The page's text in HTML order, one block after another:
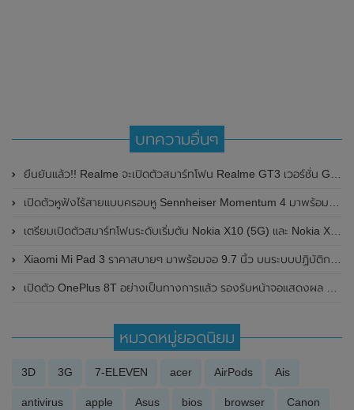
บทความอื่นๆ
ยืนยันแล้ว!! Realme จะเปิดตัวสมาร์ทโฟน Realme GT3 เวอร์ชั่น Global ในวันที่ 28 กุมภาพันธ์ 2023 นี้
เปิดตัวหูฟังไร้สายแบบครอบหู Sennheiser Momentum 4 มาพร้อมดีไซน์พับเก็บได้ , รองรับ ANC และแบตเตอรี่ใช้งานได้ยาวนานถึง 60 ชั่วโมง
เตรียมเปิดตัวสมาร์ทโฟนระดับเริ่มต้น Nokia X10 (5G) และ Nokia X20 (5G) รุ่นใหม่ ในวันที่ 8 เดือนเมษายน 2021 นี้ พร้อมเผยรายละเอียดสเปกบางส่วนและราคา
Xiaomi Mi Pad 3 ราคาสบายๆ มาพร้อมจอ 9.7 นิ้ว บนระบบปฏิบัติการ Windows 10
เปิดตัว OnePlus 8T อย่างเป็นทางการแล้ว รองรับหน้าจอแสดงผล 120Hz พร้อมโหมด Always On และระบบชาร์จไวที่ 65W
หมวดหมู่ยอดนิยม
3D 3G 7-ELEVEN acer AirPods Ais
antivirus apple Asus bios browser Canon